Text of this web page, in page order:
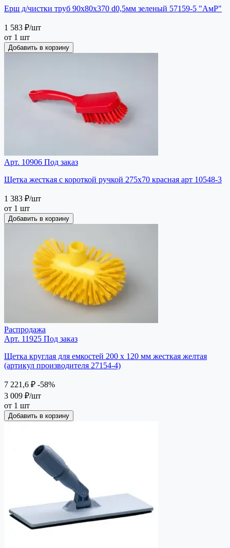
Ерш д/чистки труб 90х80х370 d0,5мм зеленый 57159-5 "АмР"
1 583 ₽/шт
от 1 шт
Добавить в корзину
Арт. 10906 Под заказ
Щетка жесткая с короткой ручкой 275х70 красная арт 10548-3
1 383 ₽/шт
от 1 шт
Добавить в корзину
Распродажа
Арт. 11925 Под заказ
Щетка круглая для емкостей 200 х 120 мм жесткая желтая
(артикул производителя 27154-4)
7 221,6 ₽ -58%
3 009 ₽/шт
от 1 шт
Добавить в корзину